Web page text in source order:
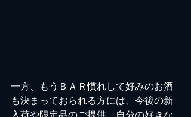
一方、もうＢＡＲ慣れして好みのお酒
も決まっておられる方には、今後の新